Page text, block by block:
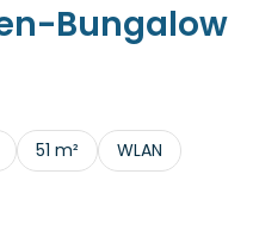
Bungalow
51 m²
WLAN